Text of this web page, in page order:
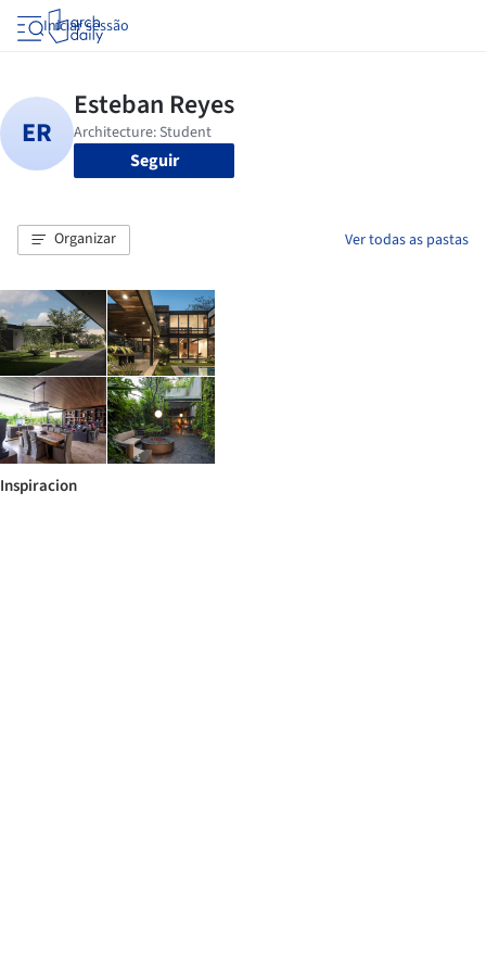
Iniciar sessão
Seguir
Organizar Ver todas as pastas
Inspiracion